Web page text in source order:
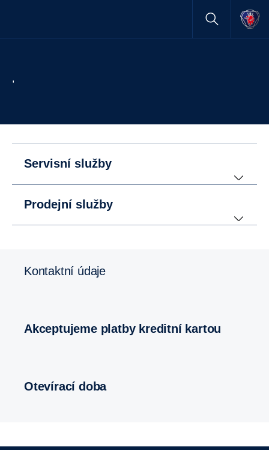
,
Servisní služby
Prodejní služby
Kontaktní údaje
Akceptujeme platby kreditní kartou
Otevírací doba